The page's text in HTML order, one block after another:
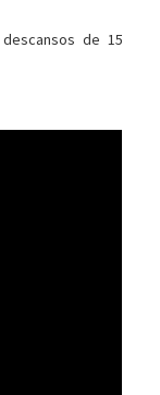
de 15